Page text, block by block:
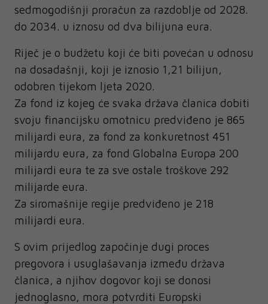
sedmogodišnji proračun za razdoblje od 2028.
do 2034. u iznosu od dva bilijuna eura.
Riječ je o budžetu koji će biti povećan u odnosu
na dosadašnji, koji je iznosio 1,21 bilijun,
odobren tijekom ljeta 2020.
Za fond iz kojeg će svaka država članica dobiti
svoju financijsku omotnicu predviđeno je 865
milijardi eura, za fond za konkuretnost 451
milijardu eura, za fond Globalna Europa 200
milijardi eura te za sve ostale troškove 292
milijarde eura.
Za siromašnije regije predviđeno je 218
milijardi eura.
S ovim prijedlog započinje dugi proces
pregovora i usuglašavanja između država
članica, a njihov dogovor koji se donosi
jednoglasno, mora potvrditi Europski